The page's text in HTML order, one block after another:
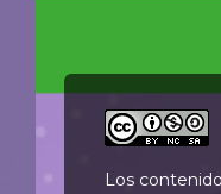
Los